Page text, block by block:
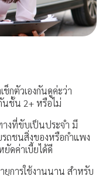
ช็กตัวเองกันดูค่ะว่า
นชั้น 2+ หรือไม่
งที่ขับเป็นประจำ มี
ถชนสิ่งของหรือกำแพง
ดค่าเบี้ยได้ดี
การใช้งานนาน สำหรับ